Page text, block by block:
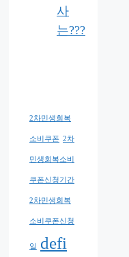
사
는???
2차민생회복
소비쿠폰 2차
민생회복소비
쿠폰신청기간
2차민생회복
소비쿠폰신청
일 defi